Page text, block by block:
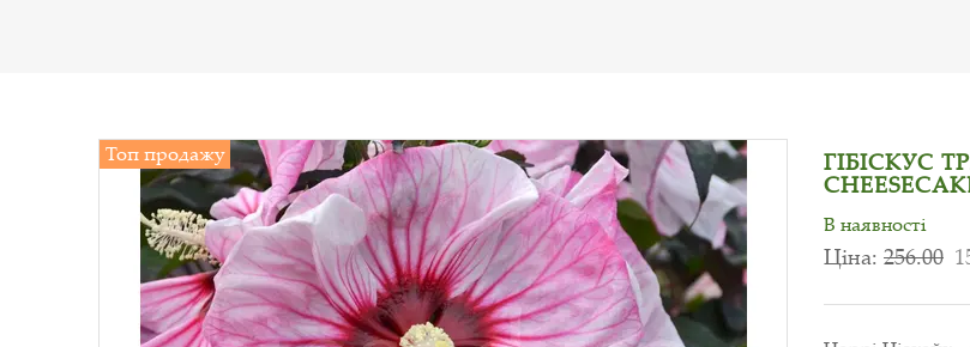
Топ продажу ГІБІСКУС
В наявності
Ціна: 256.00